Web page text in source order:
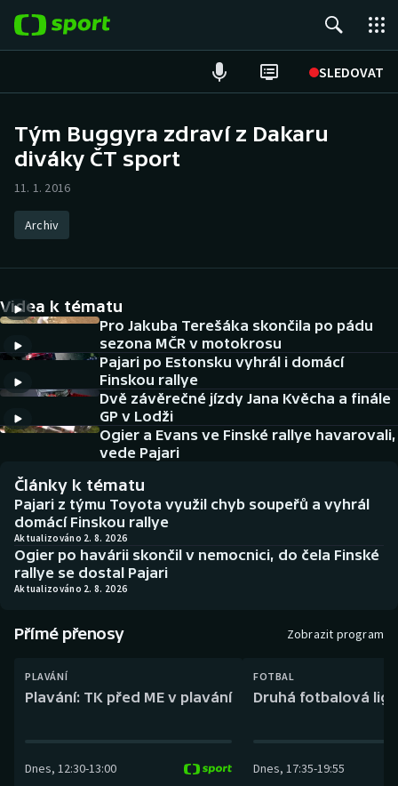
SLEDOVAT
Hokej
Atletika
DALŠÍ SPORTY
Americký fotbal
Baseball a softbal
Biatlon
Boby a skeleton
Box
Curling
Dostihy
NEPŘEHLÉDNĚTE
Historické návraty
Aplikace ČT sport
AZ kvíz
Tým Buggyra zdraví z Dakaru
diváky ČT sport
11. 1. 2016
Archiv
Videa k tématu
Pro Jakuba Terešáka skončila po pádu
sezona MČR v motokrosu
Pajari po Estonsku vyhrál i domácí
Finskou rallye
Dvě závěrečné jízdy Jana Kvěcha a finále
GP v Lodži
Ogier a Evans ve Finské rallye havarovali,
vede Pajari
Články k tématu
Pajari z týmu Toyota využil chyb soupeřů a vyhrál
domácí Finskou rallye
Aktualizováno 2. 8. 2026
Ogier po havárii skončil v nemocnici, do čela Finské
rallye se dostal Pajari
Aktualizováno 2. 8. 2026
Přímé přenosy Zobrazit program
PLAVÁNÍ
Plavání: TK před ME v plavání
Dnes, 12:30-13:00
FOTBAL
Druhá fotbalová
Dnes, 17:35-19:55